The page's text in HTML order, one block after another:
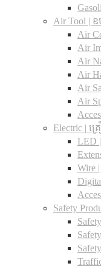
Air Tool |
Air
Air
Air
Air
Air
Air
Electric | គ្រ
LED |
Wire |
Safety